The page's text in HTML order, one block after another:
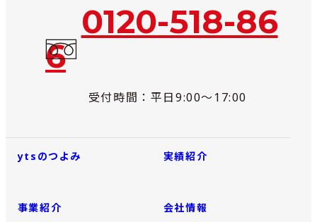
0120-518-86
6
受付時間：平日9:00～17:00
ytsのつよみ
事業紹介
実績紹介
会社情報